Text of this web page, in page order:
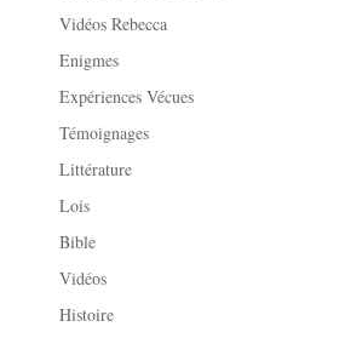
Vidéos Rebecca
Enigmes
Expériences Vécues
Témoignages
Littérature
Lois
Bible
Vidéos
Histoire